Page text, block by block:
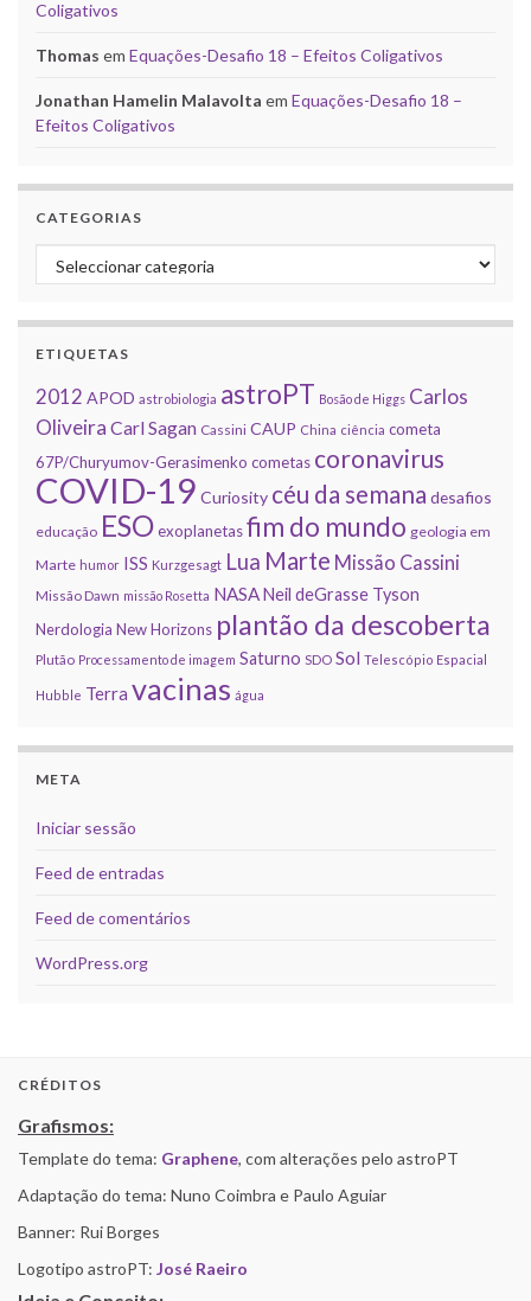
Coligativos
Thomas em Equações-Desafio 18 – Efeitos Coligativos
Jonathan Hamelin Malavolta em Equações-Desafio 18 –
Efeitos Coligativos
CATEGORIAS
Categorias
ETIQUETAS
2012 APOD astrobiologia astroPT Bosão de Higgs Carlos
Oliveira Carl Sagan Cassini CAUP China ciência cometa
67P/Churyumov-Gerasimenko cometas coronavirus
COVID-19 Curiosity céu da semana desafios
educação ESOexoplanetasfim do mundo geologia em
Marte humor ISS Kurzgesagt Lua Marte Missão Cassini
Missão Dawn missão Rosetta NASANeil deGrasse Tyson
Nerdologia New Horizons plantão da descoberta
Plutão Processamento de imagem Saturno SDO Sol Telescópio Espacial
Hubble Terra vacinas água
META
Iniciar sessão
Feed de entradas
Feed de comentários
WordPress.org
CRÉDITOS
Grafismos:
Template do tema: Graphene, com alterações pelo astroPT
Adaptação do tema: Nuno Coimbra e Paulo Aguiar
Banner: Rui Borges
Logotipo astroPT: José Raeiro